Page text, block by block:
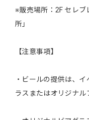
※販売場所：2F セレ
所」
【注意事項】
・ビールの提供は、
ラスまたはオリジナル